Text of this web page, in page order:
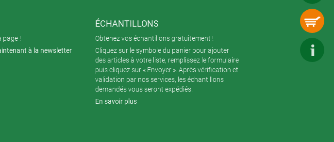
page !
à la newsletter
ÉCHANTILLONS
Obtenez vos échantillons gratuitement !
Cliquez sur le symbole du panier pour ajouter
des articles à votre liste, remplissez le formulaire
puis cliquez sur « Envoyer ». Après vérification et
validation par nos services, les échantillons
demandés vous seront expédiés.
En savoir plus